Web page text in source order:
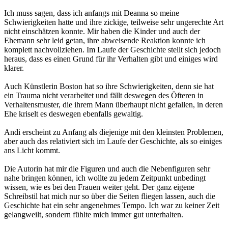
Ich muss sagen, dass ich anfangs mit Deanna so meine
Schwierigkeiten hatte und ihre zickige, teilweise sehr ungerechte Art
nicht einschätzen konnte. Mir haben die Kinder und auch der
Ehemann sehr leid getan, ihre abweisende Reaktion konnte ich
komplett nachvollziehen. Im Laufe der Geschichte stellt sich jedoch
heraus, dass es einen Grund für ihr Verhalten gibt und einiges wird
klarer.
Auch Künstlerin Boston hat so ihre Schwierigkeiten, denn sie hat
ein Trauma nicht verarbeitet und fällt deswegen des Öfteren in
Verhaltensmuster, die ihrem Mann überhaupt nicht gefallen, in deren
Ehe kriselt es deswegen ebenfalls gewaltig.
Andi erscheint zu Anfang als diejenige mit den kleinsten Problemen,
aber auch das relativiert sich im Laufe der Geschichte, als so einiges
ans Licht kommt.
Die Autorin hat mir die Figuren und auch die Nebenfiguren sehr
nahe bringen können, ich wollte zu jedem Zeitpunkt unbedingt
wissen, wie es bei den Frauen weiter geht. Der ganz eigene
Schreibstil hat mich nur so über die Seiten fliegen lassen, auch die
Geschichte hat ein sehr angenehmes Tempo. Ich war zu keiner Zeit
gelangweilt, sondern fühlte mich immer gut unterhalten.